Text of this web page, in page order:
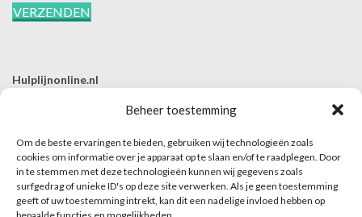
Beheer toestemming
Om de beste ervaringen te bieden, gebruiken wij technologieën zoals
cookies om informatie over je apparaat op te slaan en/of te raadplegen. Door
in te stemmen met deze technologieën kunnen wij gegevens zoals
surfgedrag of unieke ID's op deze site verwerken. Als je geen toestemming
geeft of uw toestemming intrekt, kan dit een nadelige invloed hebben op
Hulplijnonline.nl
E | info@hulplijnonline.nl
Contactformulier
Over Hulplijnonline.nl
Het team van Hulplijnonline.nl